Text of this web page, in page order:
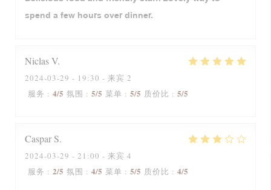
spend a few hours over dinner.
NiclasV
2024-03-29 - 19:30 - 来宾 2
服务 : 4/5 氛围 : 5/5 菜单 : 5/5 质价比 : 5/5
Caspar S
2024-03-29 - 21:00 - 来宾 4
服务 : 2/5 氛围 : 4/5 菜单 : 5/5 质价比 : 4/5